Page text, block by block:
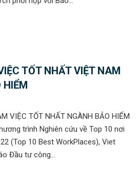
TỐT NHẤT VIỆT NAM
HIỂM
VIỆC TỐT NHẤT NGÀNH BẢO HIỂM
trình Nghiên cứu về Top 10 nơi
(Top 10 Best WorkPlaces), Viet
Đầu tư công...